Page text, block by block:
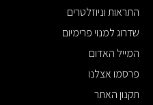
התראות וניוזלטרים
שדרוג למנוי פרימיום
המייל האדום
פרסמו אצלנו
תקנון האתר